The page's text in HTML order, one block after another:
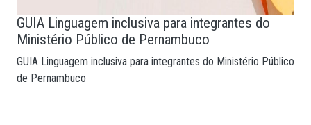
GUIA Linguagem inclusiva para integrantes do
Ministério Público de Pernambuco
GUIA Linguagem inclusiva para integrantes do Ministério Público
de Pernambuco